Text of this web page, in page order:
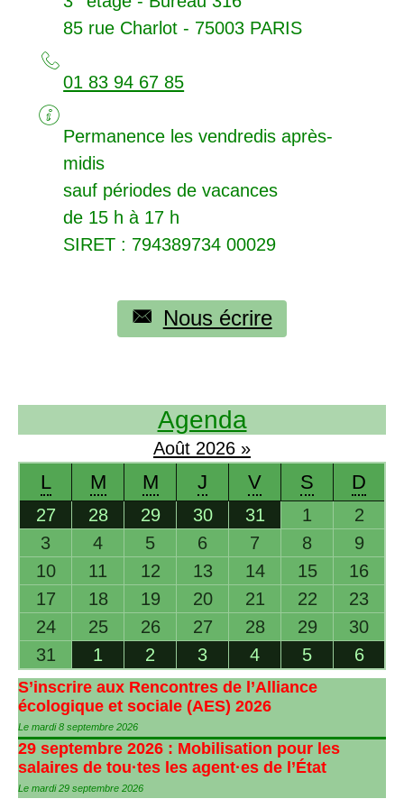
85 rue Charlot - 75003 PARIS
01 83 94 67 85
Permanence les vendredis après-
midis
sauf périodes de vacances
de 15 h à 17 h
SIRET: 794389734 00029
Nous écrire
Agenda
Août 2026 »
L M M J V S D
27 28 29 30 31 1
2
3
4 5 6 7 8
9
10
11 12 13 14 15
16
17
18 19 20 21 22
23
24
25 26 27 28 29
30
31
1 2 3 4 5 6
S’inscrire aux Rencontres de l’Alliance
écologique et sociale (AES) 2026
Le mardi 8 septembre 2026
29 septembre 2026 : Mobilisation pour les
salaires de tou·tes les agent·es de l’État
Le mardi 29 septembre 2026